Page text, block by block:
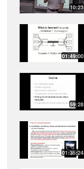
10:23
01:49:00
59:28
01:35:24